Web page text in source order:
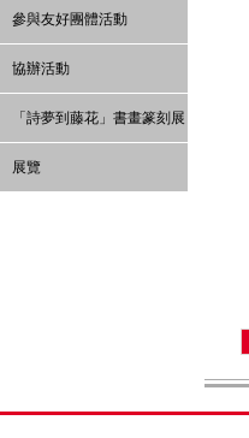
參與友好團體活動
協辦活動
「詩夢到藤花」書畫篆刻展
展覽